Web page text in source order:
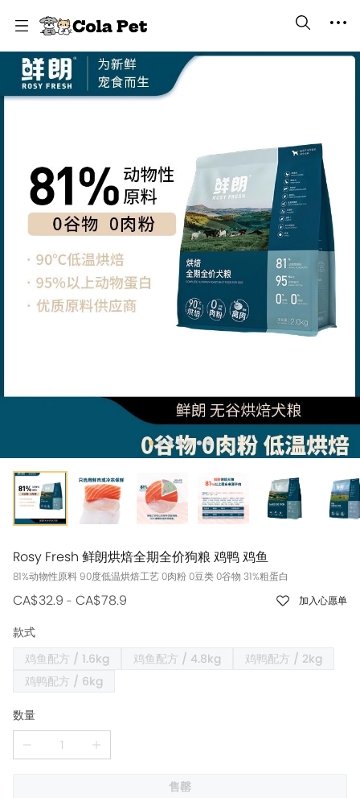
Rosy Fresh 鲜朗烘焙全期全价狗粮 鸡鸭 鸡鱼
81%动物性原料 90度低温烘焙⼯艺 0⾁粉 0⾖类 0⾕物 31%粗蛋⽩
CA$32.9 - CA$78.9 加入心愿单
款式
鸡鱼配方 / 1.6kg
鸡鱼配方 / 4.8kg
鸡鸭配方 / 2kg
鸡鸭配方 / 6kg
数量
售罄